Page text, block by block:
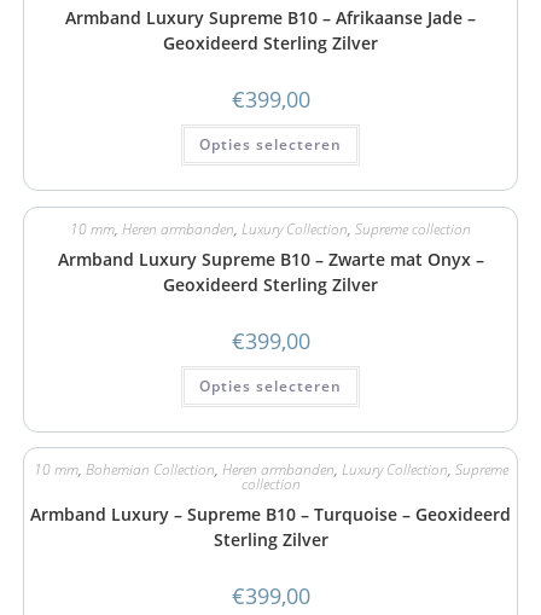
Armband Luxury Supreme B10 – Afrikaanse Jade –
Geoxideerd Sterling Zilver
€399,00
Opties selecteren
10 mm, Heren armbanden, Luxury Collection, Supreme collection
Armband Luxury Supreme B10 – Zwarte mat Onyx –
Geoxideerd Sterling Zilver
€399,00
Opties selecteren
10 mm, Bohemian Collection, Heren armbanden, Luxury Collection, Supreme
collection
Armband Luxury – Supreme B10 – Turquoise – Geoxideerd
Sterling Zilver
€399,00